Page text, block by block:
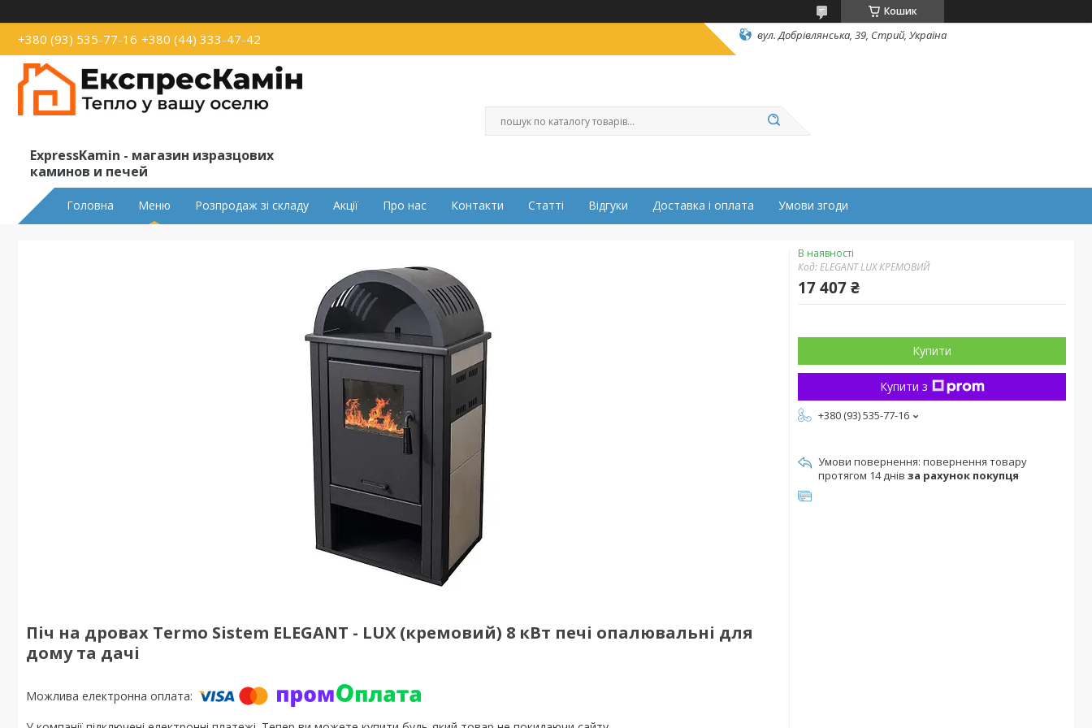
Кошик
+380 (93) 535-77-16 +380 (44) 333-47-42 вул. Добрівлянська, 39, Стрий, Україна
ExpressKamin - магазин изразцових
каминов и печей
Головна Меню Розпродаж зі складу Акції Про нас Контакти Статті Відгуки Доставка і оплата Умови згоди
Піч на дровах Termo Sistem ELEGANT - LUX (кремовий) 8 кВт печі опалювальні для
дому та дачі
В наявності
Код:ELEGANT LUX КРЕМОВИЙ
17 407 ₴
Купити
Купити з
+380 (93) 535-77-16
повернення товару
протягом 14 днів за рахунок покупця